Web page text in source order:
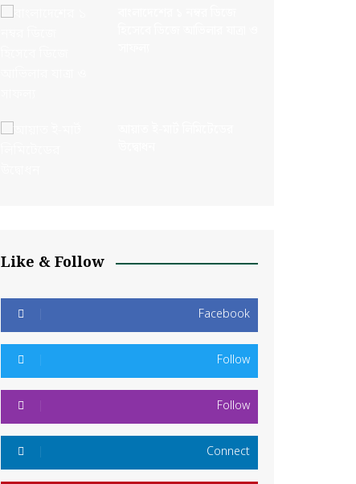
Like & Follow
Facebook
Follow
Follow
Connect